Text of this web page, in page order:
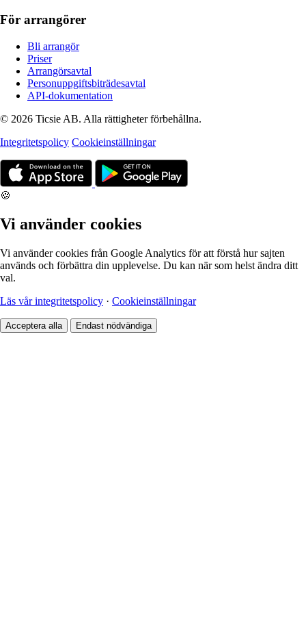
För arrangörer
Bli arrangör
Priser
Arrangörsavtal
Personuppgiftsbiträdesavtal
API-dokumentation
© 2026 Ticsie AB. Alla rättigheter förbehållna.
Integritetspolicy Cookieinställningar
🍪
Vi använder cookies
Vi använder cookies från Google Analytics för att förstå hur sajten
används och förbättra din upplevelse. Du kan när som helst ändra ditt
val.
Läs vår integritetspolicy · Cookieinställningar
Acceptera alla Endast nödvändiga